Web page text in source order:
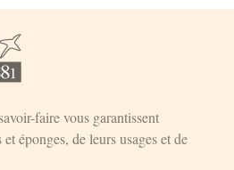
faire vous garantissent
éponges, de leurs usages et de